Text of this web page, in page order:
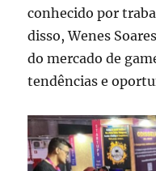
conhecido por
disso, Wenes
do mercado de
tendências e